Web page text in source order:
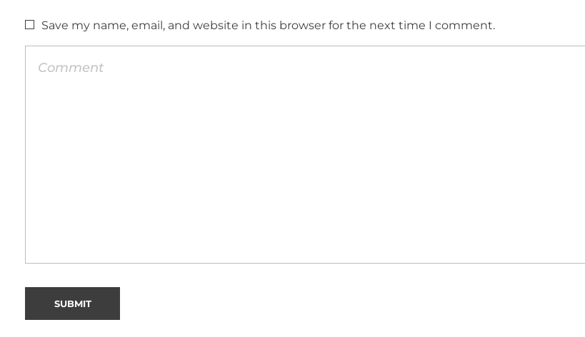
Save my name, email, and website in this browser for the next time I comment.